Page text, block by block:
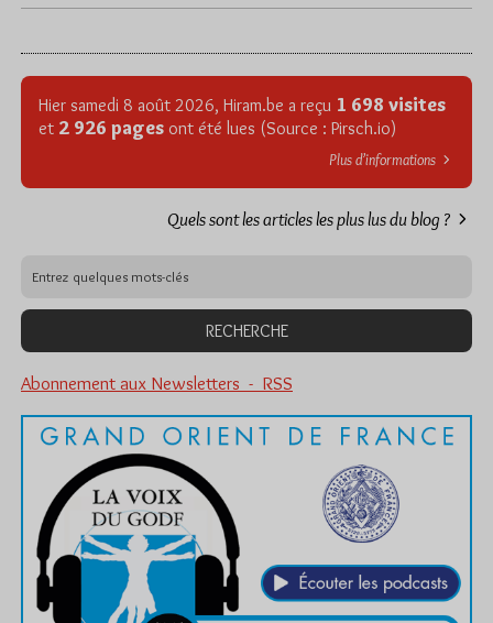
Hier samedi 8 août 2026, Hiram.be a reçu 1 698 visites
et 2 926 pages ont été lues (Source : Pirsch.io)
Plus d’informations
Quels sont les articles les plus lus du blog ?
Abonnement aux Newsletters - RSS